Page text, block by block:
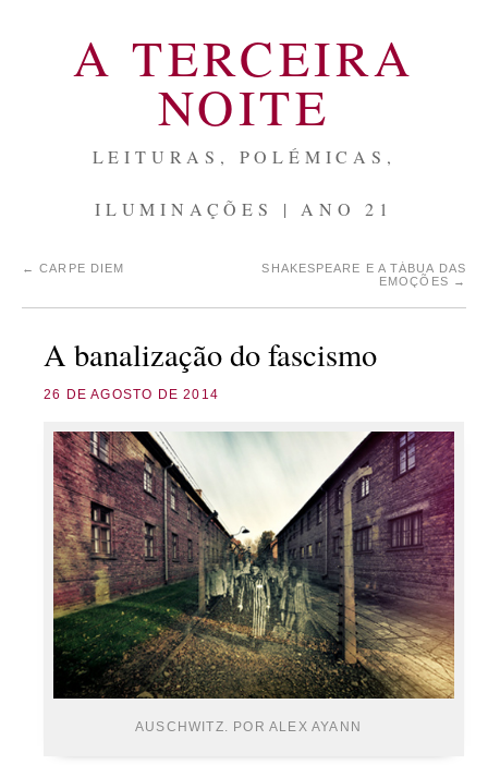
A TERCEIRA
NOITE
LEITURAS, POLÉMICAS,
ILUMINAÇÕES | ANO 21
← CARPE DIEM
SHAKESPEARE E A TÁBUA DAS
EMOÇÕES →
A banalização do fascismo
26 DE AGOSTO DE 2014
AUSCHWITZ. POR ALEX AYANN